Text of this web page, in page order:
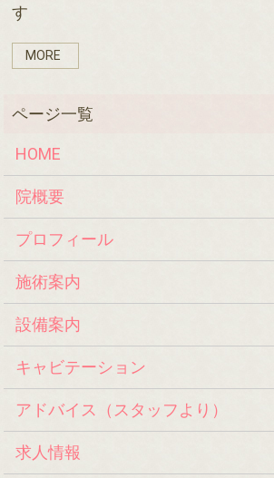
す
MORE
HOME
院概要
プロフィール
施術案内
設備案内
キャビテーション
アドバイス（スタッフより）
求人情報